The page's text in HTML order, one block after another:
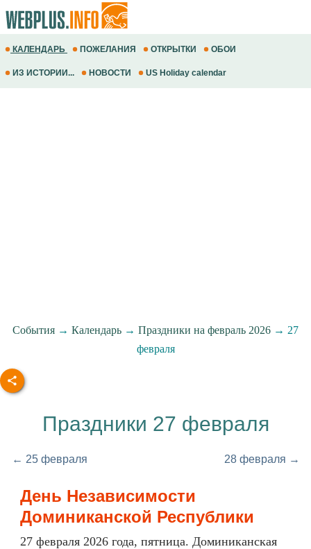
КАЛЕНДАРЬ ПОЖЕЛАНИЯ ОТКРЫТКИ ОБОИ
ИЗ ИСТОРИИ... НОВОСТИ US Holiday calendar
События → Календарь → Праздники на февраль 2026 → 27
февраля
Праздники 27 февраля
← 25 февраля 28 февраля →
День Независимости
Доминиканской Республики
27 февраля 2026 года, пятница. Доминиканская